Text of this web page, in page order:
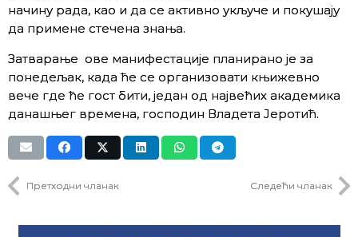
начину рада, као и да се активно укључе и покушају
да примене стечена знања.
Затварање ове манифестације планирано је за
понедељак, када ће се организовати књижевно
вече где ће гост бити, један од највећих академика
данашњег времена, господин Владета Јеротић.
Претходни чланак Следећи чланак